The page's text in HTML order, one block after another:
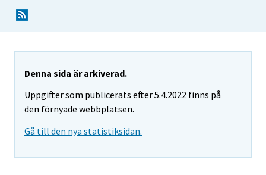
Denna sida är arkiverad.
Uppgifter som publicerats efter 5.4.2022 finns på
den förnyade webbplatsen.
Gå till den nya statistiksidan.